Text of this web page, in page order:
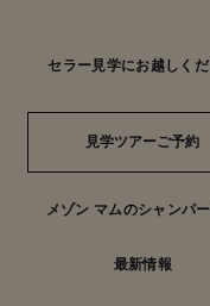
り、ほのかなミネ
RSRV ブラン・ド
やロブスター、ホ
セラー見学にお越しく
見学ツアーご予約
見学ツアーご予約
メゾン マムのシャンパ
最新情報